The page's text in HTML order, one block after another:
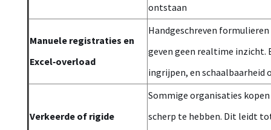
ontstaan
Manuele registraties en
Excel‑overload
Handgeschreven
geven geen realtime inzicht.
ingrijpen, en schaalbaarheid
Verkeerde of rigide
Sommige organisaties
scherp te hebben. Dit leidt